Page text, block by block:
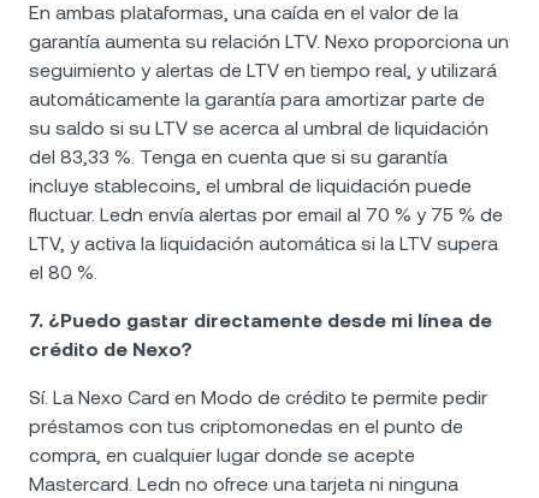
En ambas plataformas, una caída en el valor de la
garantía aumenta su relación LTV. Nexo proporciona un
seguimiento y alertas de LTV en tiempo real, y utilizará
automáticamente la garantía para amortizar parte de
su saldo si su LTV se acerca al umbral de liquidación
del 83,33 %. Tenga en cuenta que si su garantía
incluye stablecoins, el umbral de liquidación puede
fluctuar. Ledn envía alertas por email al 70 % y 75 % de
LTV, y activa la liquidación automática si la LTV supera
el 80 %.
7. ¿Puedo gastar directamente desde mi línea de
crédito de Nexo?
Sí. La Nexo Card en Modo de crédito te permite pedir
préstamos con tus criptomonedas en el punto de
compra, en cualquier lugar donde se acepte
Mastercard. Ledn no ofrece una tarjeta ni ninguna